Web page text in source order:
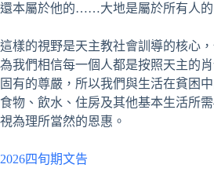
還本屬於他的……大地是屬於所有人的
這樣的視野是天主教社會訓導的核心
為我們相信每一個人都是按照天主的
固有的尊嚴，所以我們與生活在貧困
食物、飲水、住房及其他基本生活所
視為理所當然的恩惠。
2026四旬期文告